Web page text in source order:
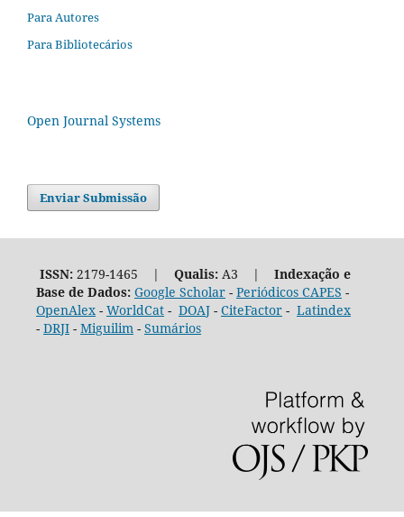
Para Autores
Para Bibliotecários
Open Journal Systems
Enviar Submissão
ISSN:2179-1465 | Qualis:A3 | Indexação e
Base de Dados: Google Scholar- Periódicos CAPES -
OpenAlex- WorldCat- DOAJ- CiteFactor- Latindex
- DRJI- Miguilim- Sumários